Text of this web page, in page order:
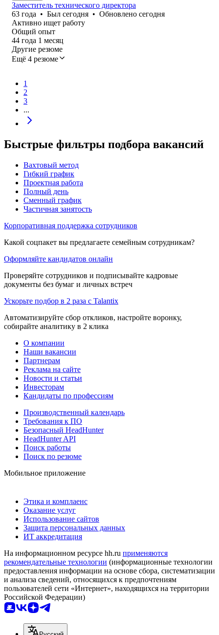
Заместитель технического директора
63 года • Был сегодня • Обновлено сегодня
Активно ищет работу
Общий опыт
44 года 1 месяц
Другие резюме
Ещё 4 резюме
1
2
3
...
Быстрые фильтры подбора вакансий
Вахтовый метод
Гибкий график
Проектная работа
Полный день
Сменный график
Частичная занятость
Корпоративная поддержка сотрудников
Какой соцпакет вы предлагаете семейным сотрудникам?
Оформляйте кандидатов онлайн
Проверяйте сотрудников и подписывайте кадровые
документы без бумаг и личных встреч
Ускорьте подбор в 2 раза с Talantix
Автоматизируйте сбор откликов, настройте воронку,
собирайте аналитику в 2 клика
О компании
Наши вакансии
Партнерам
Реклама на сайте
Новости и статьи
Инвесторам
Кандидаты по профессиям
Производственный календарь
Требования к ПО
Безопасный HeadHunter
HeadHunter API
Поиск работы
Поиск по резюме
Мобильное приложение
Этика и комплаенс
Оказание услуг
Использование сайтов
Защита персональных данных
ИТ аккредитация
На информационном ресурсе hh.ru применяются
рекомендательные технологии (информационные технологии
предоставления информации на основе сбора, систематизации
и анализа сведений, относящихся к предпочтениям
пользователей сети «Интернет», находящихся на территории
Российской Федерации)